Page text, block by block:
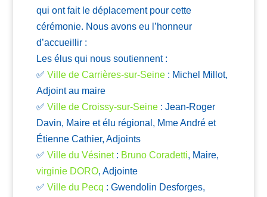
qui ont fait le déplacement pour cette
cérémonie. Nous avons eu l’honneur
d’accueillir :
Les élus qui nous soutiennent :
✅ Ville de Carrières-sur-Seine: Michel Millot,
Adjoint au maire
✅ Ville de Croissy-sur-Seine: Jean-Roger
Davin, Maire et élu régional, Mme André et
Étienne Cathier, Adjoints
✅ Ville du Vésinet: Bruno Coradetti, Maire,
virginie DORO, Adjointe
✅ Ville du Pecq : Gwendolin Desforges,